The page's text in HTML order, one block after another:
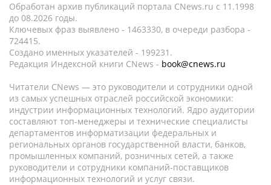
Обработан архив публикаций портала CNews.ru c 11.1998
до 08.2026 годы.
Ключевых фраз выявлено - 1463330, в очереди разбора -
724415.
Создано именных указателей - 199231.
Редакция Индексной книги CNews - book@cnews.ru
Читатели CNews — это руководители и сотрудники одной
из самых успешных отраслей российской экономики:
индустрии информационных технологий. Ядро аудитории
составляют топ-менеджеры и технические специалисты
департаментов информатизации федеральных и
региональных органов государственной власти, банков,
промышленных компаний, розничных сетей, а также
руководители и сотрудники компаний-поставщиков
информационных технологий и услуг связи.